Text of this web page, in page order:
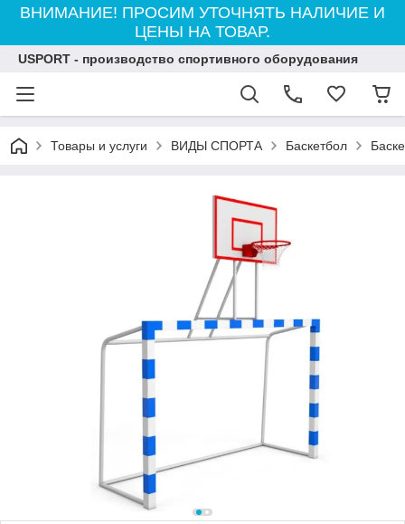
ВНИМАНИЕ! ПРОСИМ УТОЧНЯТЬ НАЛИЧИЕ И
ЦЕНЫ НА ТОВАР.
USPORT - производство спортивного оборудования
Товары и услуги ВИДЫ СПОРТА Баскетбол